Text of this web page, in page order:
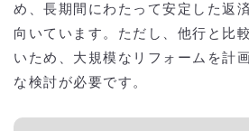
め、長期間にわたって安定した返
向いています。ただし、他行と比
いため、大規模なリフォームを計
な検討が必要です。